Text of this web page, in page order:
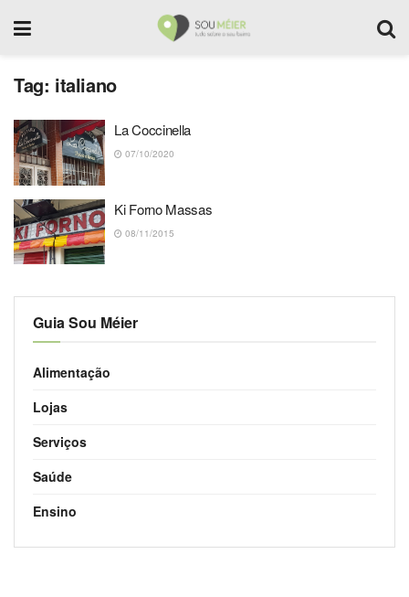
Tag: italiano
La Coccinella
07/10/2020
Ki Forno Massas
08/11/2015
Guia Sou Méier
Alimentação
Lojas
Serviços
Saúde
Ensino